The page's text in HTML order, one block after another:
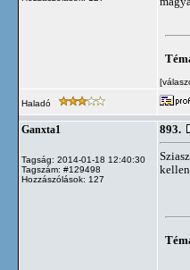
Haladó
Ganxta1
Tagság: 2014-01-18 12:40:30
Tagszám: #129498
Hozzászólások: 127
893.